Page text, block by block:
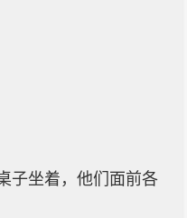
子坐着，他们面前各